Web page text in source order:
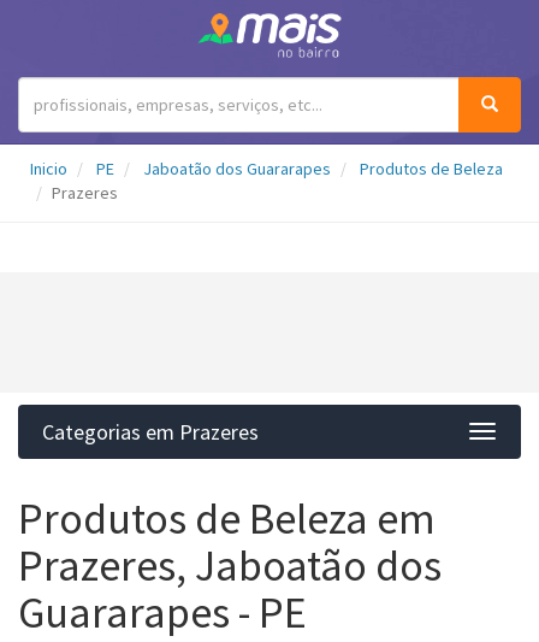
Inicio PE Jaboatão dos Guararapes
Produtos de Beleza
Prazeres
Categorias em Prazeres
Produtos de Beleza em
Prazeres, Jaboatão dos
Guararapes - PE